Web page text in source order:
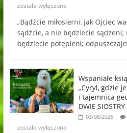
została wyłączona
„Bądźcie miłosierni, jak Ojciec
sądźcie, a nie będziecie
będziecie potępieni;
Wspaniałe
„Cyryl, gdzie
i tajemnica
DWIE SIOSTRY
03/08/2026
została wyłączona